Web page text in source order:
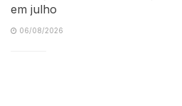
em julho
06/08/2026